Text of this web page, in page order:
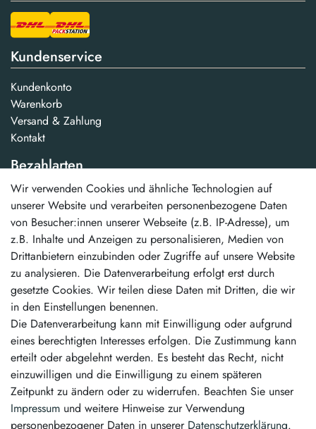
Kundenservice
Kundenkonto
Warenkorb
Versand & Zahlung
Kontakt
Bezahlarten
...und weitere
Unsere Vorteile
schneller Versand
kostenloser Versand ab 50,00 €
erstklassiger Service
Vertrag widerrufen
Kontakt
info@pintamo.de
Wir verwenden Cookies und ähnliche Technologien auf
unserer Website und verarbeiten personenbezogene Daten
von Besucher:innen unserer Webseite (z.B. IP-Adresse), um
z.B. Inhalte und Anzeigen zu personalisieren, Medien von
Drittanbietern einzubinden oder Zugriffe auf unsere Website
zu analysieren. Die Datenverarbeitung erfolgt erst durch
gesetzte Cookies. Wir teilen diese Daten mit Dritten, die wir
in den Einstellungen benennen.
Die Datenverarbeitung kann mit Einwilligung oder aufgrund
eines berechtigten Interesses erfolgen. Die Zustimmung kann
erteilt oder abgelehnt werden. Es besteht das Recht, nicht
einzuwilligen und die Einwilligung zu einem späteren
Zeitpunkt zu ändern oder zu widerrufen. Beachten Sie unser
Impressum und weitere Hinweise zur Verwendung
personenbezogener Daten in unserer Daten­schutz­erklärung.